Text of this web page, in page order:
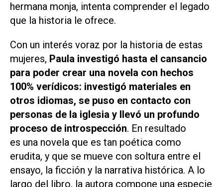
hermana monja, intenta comprender el legado
que la historia le ofrece.
Con un interés voraz por la historia de estas
mujeres, Paula investigó hasta el cansancio
para poder crear una novela con hechos
100% verídicos: investigó materiales en
otros idiomas, se puso en contacto con
personas de la iglesia y llevó un profundo
proceso de introspección. En resultado
es una novela que es tan poética como
erudita, y que se mueve con soltura entre el
ensayo, la ficción y la narrativa histórica. A lo
largo del libro, la autora compone una especie